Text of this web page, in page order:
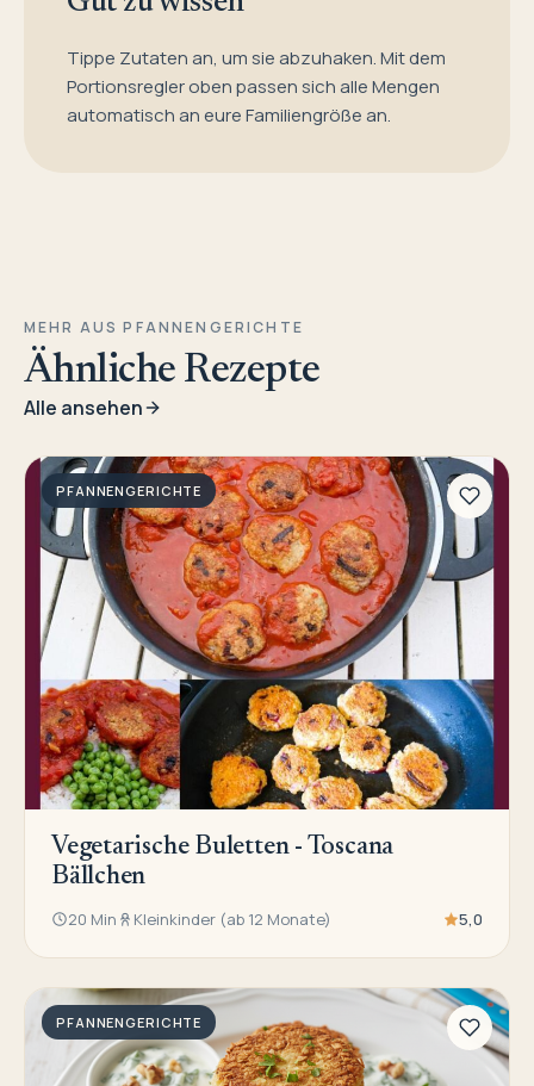
Tippe Zutaten an, um sie abzuhaken. Mit dem
Portionsregler oben passen sich alle Mengen
automatisch an eure Familiengröße an.
MEHR AUS PFANNENGERICHTE
Ähnliche Rezepte
Alle ansehen
PFANNENGERICHTE
Vegetarische Buletten - Toscana
Bällchen
20 Min Kleinkinder (ab 12 Monate) 5,0
PFANNENGERICHTE